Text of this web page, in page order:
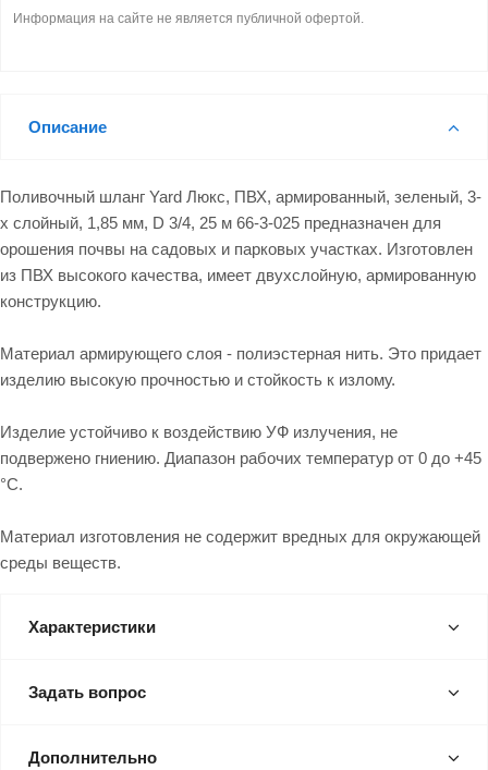
Информация на сайте не является публичной офертой.
Описание
Поливочный шланг Yard Люкс, ПВХ, армированный, зеленый, 3-
х слойный, 1,85 мм, D 3/4, 25 м 66-3-025 предназначен для
орошения почвы на садовых и парковых участках. Изготовлен
из ПВХ высокого качества, имеет двухслойную, армированную
конструкцию.
Материал армирующего слоя - полиэстерная нить. Это придает
изделию высокую прочностью и стойкость к излому.
Изделие устойчиво к воздействию УФ излучения, не
подвержено гниению. Диапазон рабочих температур от 0 до +45
°С.
Материал изготовления не содержит вредных для окружающей
среды веществ.
Характеристики
Задать вопрос
Дополнительно